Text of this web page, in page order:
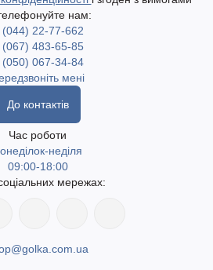
нам:
(044) 22-77-662
(067) 483-65-85
(050) 067-34-84
мені
До контактів
Час роботи
неділя
09:00-18:00
мережах: